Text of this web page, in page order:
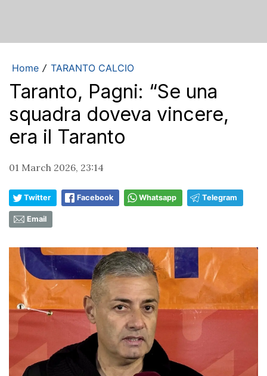
Home / TARANTO CALCIO
Taranto, Pagni: “Se una
squadra doveva vincere,
era il Taranto
01 March 2026, 23:14
Twitter Facebook Whatsapp Telegram
Email